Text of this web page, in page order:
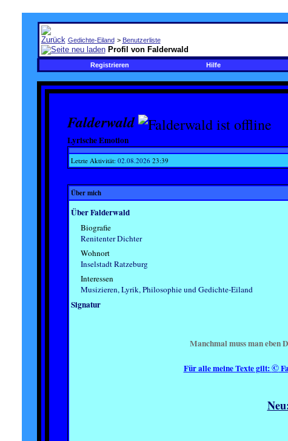
Gedichte-Eiland > Benutzerliste
Profil von Falderwald
Registrieren Hilfe
Falderwald
Lyrische Emotion
Letzte Aktivität: 02.08.202623:39
Über mich
Über Falderwald
Biografie
Renitenter Dichter
Wohnort
Inselstadt Ratzeburg
Interessen
Musizieren, Lyrik, Philosophie und Gedichte-Eiland
Signatur
Manchmal muss man eben
Für alle meine Texte gilt:©